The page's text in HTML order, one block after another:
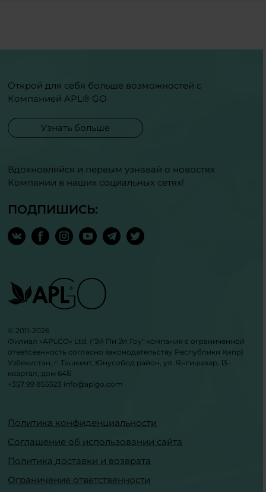
Открой для себя больше возможностей с
Компанией APL® GO
Узнать больше
Вдохновляйся и первым узнавай о новостях
Компании в наших социальных сетях!
ПОДПИШИСЬ:
© 2011-2026
Филиал «APLGO» Ltd. ("Эй Пи Эл Гоу" компания с ограниченной
ответсвенность согласно законодательству Республики Кипр)
Узбекистан, г. Ташкент, Юнусобод район, ул. Янгишахар, 13-
квартал, дом 64Б
+357 99 855523 info@aplgo.com
Политика конфиденциальности
Соглашение об использовании сайта
Политика доставки и возврата
Ограничение ответственности